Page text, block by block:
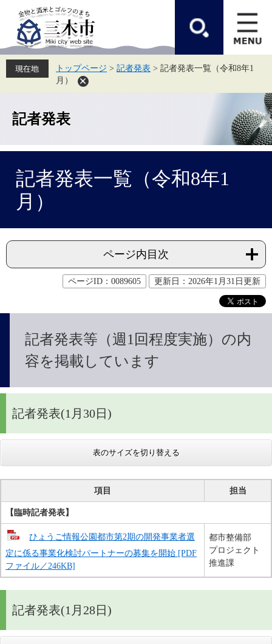
先
頭
を
飛
て
トップページ > 記者発表 > 記者発表一覧（令和8年1
月）
記者発表
記者発表一覧（令和8年1
月）
ページ内目次
ページID：0089605 更新日：2026年1月31日更新
記者発表等（週1回程度実施）の内
容を掲載しています
記者発表(1月30日)
表のサイズを切り替える
項目 担当
【臨時記者発表】
ひょうご情報公園都市第2期の開発事業者選
定に係る事業化検討パートナーの募集を開始 [PDF
ファイル／246KB]
都市整備部
プロジェクト
推進課
記者発表(1月28日)